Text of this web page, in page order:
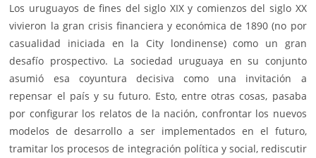
Los uruguayos de fines del siglo XIX y comienzos del siglo XX
vivieron la gran crisis financiera y económica de 1890 (no por
casualidad iniciada en la City londinense) como un gran
desafío prospectivo. La sociedad uruguaya en su conjunto
asumió esa coyuntura decisiva como una invitación a
repensar el país y su futuro. Esto, entre otras cosas, pasaba
por configurar los relatos de la nación, confrontar los nuevos
modelos de desarrollo a ser implementados en el futuro,
tramitar los procesos de integración política y social, rediscutir